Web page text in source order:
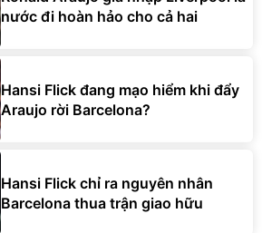
nước đi hoàn hảo cho cả hai
Hansi Flick đang mạo hiểm khi đẩy
Araujo rời Barcelona?
Hansi Flick chỉ ra nguyên nhân
Barcelona thua trận giao hữu